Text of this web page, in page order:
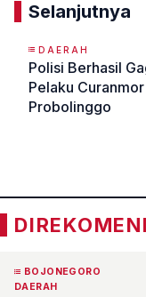
Selanjutnya
DAERAH
Polisi Berhasil
Pelaku
Probolinggo
BOJONEGORO
DAERAH